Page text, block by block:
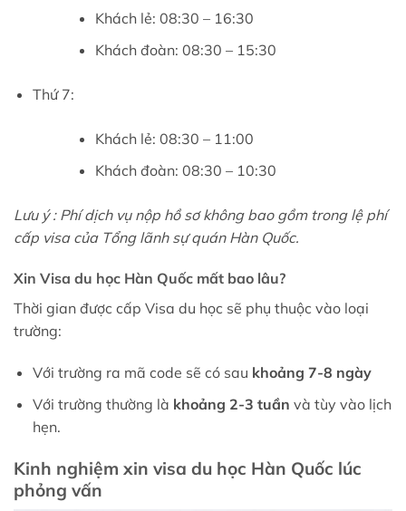
Khách lẻ: 08:30 – 16:30
Khách đoàn: 08:30 – 15:30
Thứ 7:
Khách lẻ: 08:30 – 11:00
Khách đoàn: 08:30 – 10:30
Lưu ý : Phí dịch vụ nộp hồ sơ không bao gồm trong lệ phí
cấp visa của Tổng lãnh sự quán Hàn Quốc.
Xin Visa du học Hàn Quốc mất bao lâu?
Thời gian được cấp Visa du học sẽ phụ thuộc vào loại
trường:
Với trường ra mã code sẽ có sau khoảng 7-8 ngày
Với trường thường là khoảng 2-3 tuần và tùy vào lịch
hẹn.
Kinh nghiệm xin visa du học Hàn Quốc lúc
phỏng vấn